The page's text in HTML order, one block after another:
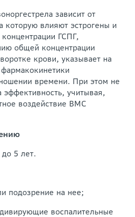
зависит от
которую влияют эстрогены и
ГСПГ,
общей концентрации
крови, указывает на
времени. При этом не
учитывая,
воздействие ВМС
5 лет.
подозрение на нее;
воспалительные